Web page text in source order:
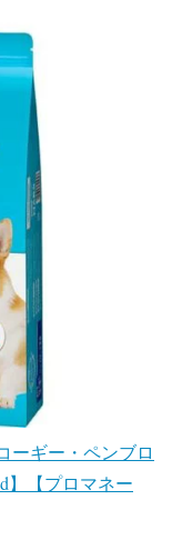
ギー・ペンブロ
】【プロマネー